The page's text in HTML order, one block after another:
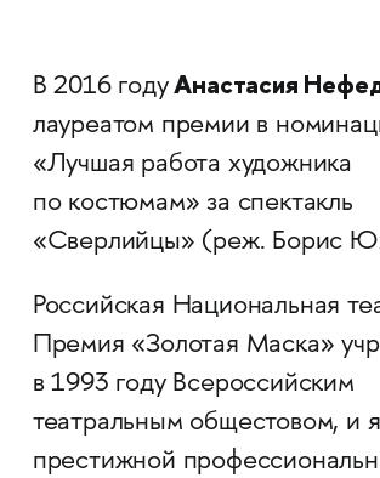
В 2016 годуАнастасия
лауреатом премии в
«Лучшая работа художника
по костюмам» за спектакль
«Сверлийцы» (реж. Борис
Российская Национальная
Премия «Золотая Маска»
в 1993 году Всероссийским
театральным общестовом, и
престижной